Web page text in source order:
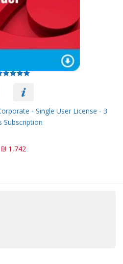
- Single User License - 3
Subscription
1,742 ₪